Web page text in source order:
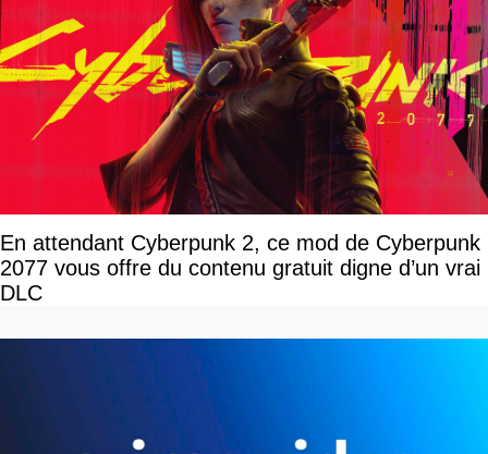
En attendant Cyberpunk 2, ce mod de Cyberpunk
2077 vous offre du contenu gratuit digne d’un vrai
DLC